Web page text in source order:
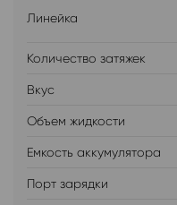
Линейка
Количество затяжек
Вкус
Объем жидкости
Емкость аккумулятора
Порт зарядки